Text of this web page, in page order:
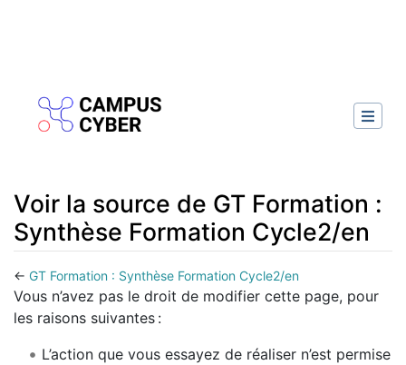
Voir la source de GT Formation :
Synthèse Formation Cycle2/en
← GT Formation : Synthèse Formation Cycle2/en
Aller à :navigation, rechercher
Vous n’avez pas le droit de modifier cette page, pour
les raisons suivantes :
L’action que vous essayez de réaliser n’est permise